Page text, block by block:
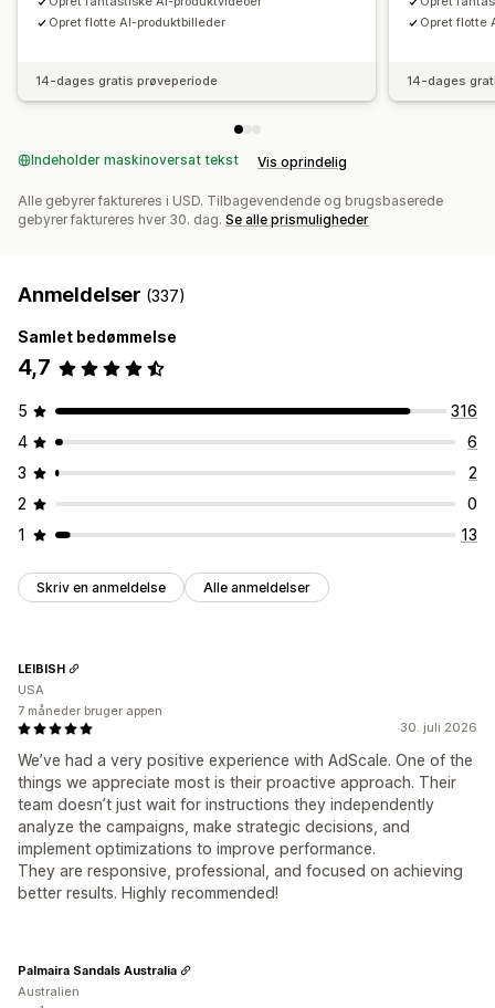
Opret flotte AI-produktbilleder
14-dages gratis prøveperiode
Opret flotte
14-dages
Indeholder maskinoversat tekst Vis oprindelig
Alle gebyrer faktureres i USD. Tilbagevendende og brugsbaserede
gebyrer faktureres hver 30. dag. Se alle prismuligheder
Anmeldelser (337)
Samlet bedømmelse
4,7
5
316
4
6
3
2
2
0
1
13
Skriv en anmeldelse Alle anmeldelser
30. juli 2026
We’ve had a very positive experience with AdScale. One of the
things we appreciate most is their proactive approach. Their
team doesn’t just wait for instructions they independently
analyze the campaigns, make strategic decisions, and
implement optimizations to improve performance.
They are responsive, professional, and focused on achieving
better results. Highly recommended!
LEIBISH
USA
7 måneder bruger appen
Palmaira Sandals Australia
Australien